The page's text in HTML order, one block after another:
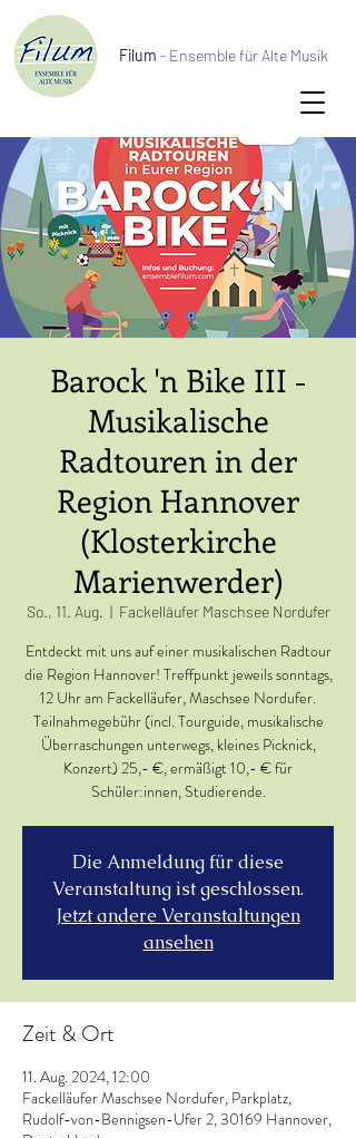
Filum - Ensemble für Alte Musik
Barock 'n Bike III -
Musikalische
Radtouren in der
Region Hannover
(Klosterkirche
Marienwerder)
So., 11. Aug.
  |
Fackelläufer Maschsee Nordufer
Entdeckt mit uns auf einer musikalischen Radtour
die Region Hannover! Treffpunkt jeweils sonntags,
12 Uhr am Fackelläufer, Maschsee Nordufer.
Teilnahmegebühr (incl. Tourguide, musikalische
Überraschungen unterwegs, kleines Picknick,
Konzert) 25,- €, ermäßigt 10,- € für
Schüler:innen, Studierende.
Die Anmeldung für diese
Veranstaltung ist geschlossen.
Jetzt andere Veranstaltungen
ansehen
Zeit & Ort
11. Aug. 2024, 12:00
Fackelläufer Maschsee Nordufer, Parkplatz,
Rudolf-von-Bennigsen-Ufer 2, 30169 Hannover,